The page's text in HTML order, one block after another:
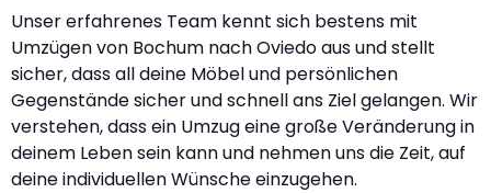
Unser erfahrenes Team kennt sich bestens mit
Umzügen von Bochum nach Oviedo aus und stellt
sicher, dass all deine Möbel und persönlichen
Gegenstände sicher und schnell ans Ziel gelangen. Wir
verstehen, dass ein Umzug eine große Veränderung in
deinem Leben sein kann und nehmen uns die Zeit, auf
deine individuellen Wünsche einzugehen.